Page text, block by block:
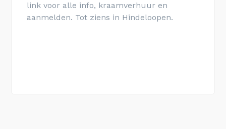
link voor alle info, kraamverhuur en
aanmelden. Tot ziens in Hindeloopen.